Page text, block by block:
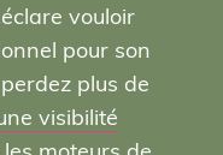
vouloir
pour son
plus de
visibilité